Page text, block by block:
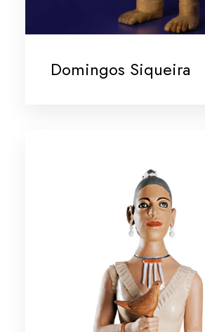
Domingos Siqueira